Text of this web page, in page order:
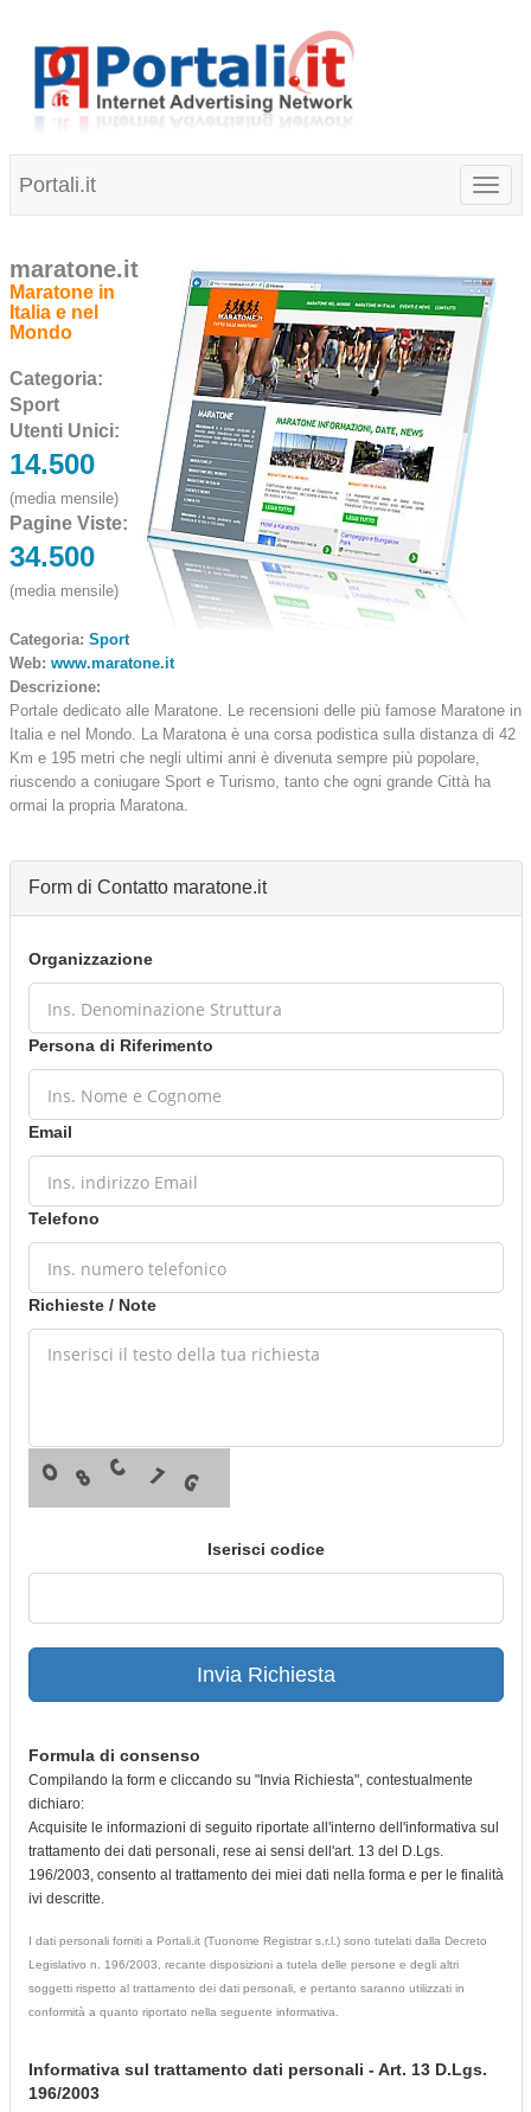
Portali.it
maratone.it
Maratone in
Italia e nel
Mondo
Categoria:
Sport
Utenti Unici:
14.500
(media mensile)
Pagine Viste:
34.500
(media mensile)
Categoria: Sport
Web: www.maratone.it
Descrizione:
Portale dedicato alle Maratone. Le recensioni delle più famose Maratone in
Italia e nel Mondo. La Maratona è una corsa podistica sulla distanza di 42
Km e 195 metri che negli ultimi anni è divenuta sempre più popolare,
riuscendo a coniugare Sport e Turismo, tanto che ogni grande Città ha
ormai la propria Maratona.
Form di Contatto maratone.it
Organizzazione
Persona di Riferimento
Email
Telefono
Richieste / Note
Iserisci codice
Invia Richiesta
Formula di consenso
Compilando la form e cliccando su "Invia Richiesta", contestualmente
dichiaro:
Acquisite le informazioni di seguito riportate all'interno dell'informativa sul
trattamento dei dati personali, rese ai sensi dell'art. 13 del D.Lgs.
196/2003, consento al trattamento dei miei dati nella forma e per le finalità
ivi descritte.
I dati personali forniti a Portali.it (Tuonome Registrar s.r.l.) sono tutelati dalla Decreto
Legislativo n. 196/2003, recante disposizioni a tutela delle persone e degli altri
soggetti rispetto al trattamento dei dati personali, e pertanto saranno utilizzati in
conformità a quanto riportato nella seguente informativa.
Informativa sul trattamento dati personali - Art. 13 D.Lgs.
196/2003